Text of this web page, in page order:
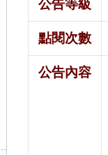
公告等級
點閱次數
公告內容